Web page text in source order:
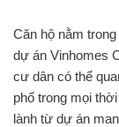
Căn hộ nằm
dự án Vinhomes
cư dân có thể
phố trong mọi
lành từ dự án